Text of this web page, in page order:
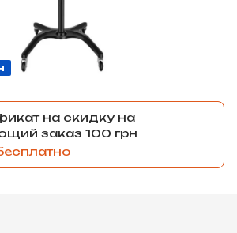
на скидку на
заказ 100 грн